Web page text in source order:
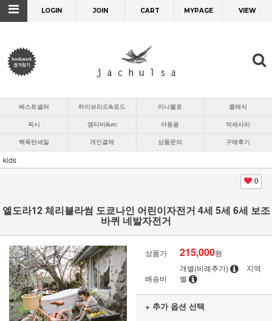
LOGIN JOIN CART MYPAGE VIEW
베스트셀러 하이브리드&로드 미니벨로 클래식
픽시 엠티비&etc 아동용 악세사리
핵폭탄세일 개인결제 상품문의 구매후기
kids
0
엘도라12 체리블라썸 도쿄나인 어린이자전거 4세 5세 6세 보조
바퀴 네발자전거
상품가 215,000원
배송비
개별(비례추가)
지역
별
+ 추가 옵션 선택